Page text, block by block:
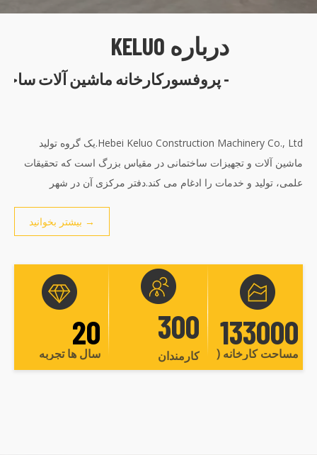
درباره KELUO
- پروفسورکارخانه ماشین آلات
Hebei Keluo Construction Machinery Co., Ltd.یک گروه تولید
ماشین آلات و تجهیزات ساختمانی در مقیاس بزرگ است که تحقیقات
علمی، تولید و خدمات را ادغام می کند.دفتر مرکزی آن در شهر
بیشتر بخوانید →
20
سال ها تجربه
300
کارمندان
133000
مساحت کارخانه (متر مربع)